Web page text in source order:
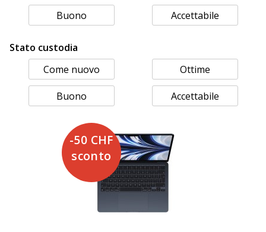
Buono Accettabile
Stato custodia
Come nuovo
Ottime
Buono Accettabile
-50 CHF
sconto